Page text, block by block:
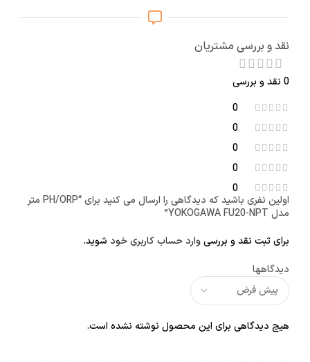
نقد و بررسی مشتریان
0 نقد و بررسی
0
0
0
0
0
دیدگاهها
هیچ دیدگاهی برای این محصول نوشته نشده است.
اولین نفری باشید که دیدگاهی را ارسال می کنید برای “PH/ORP متر
مدل YOKOGAWA FU20-NPT”
برای ثبت نقد و بررسیوارد حساب کاربری خود شوید.